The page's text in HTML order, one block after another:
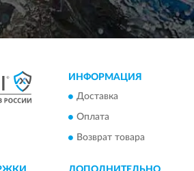
ИНФОРМАЦИЯ
Доставка
Оплата
Возврат товара